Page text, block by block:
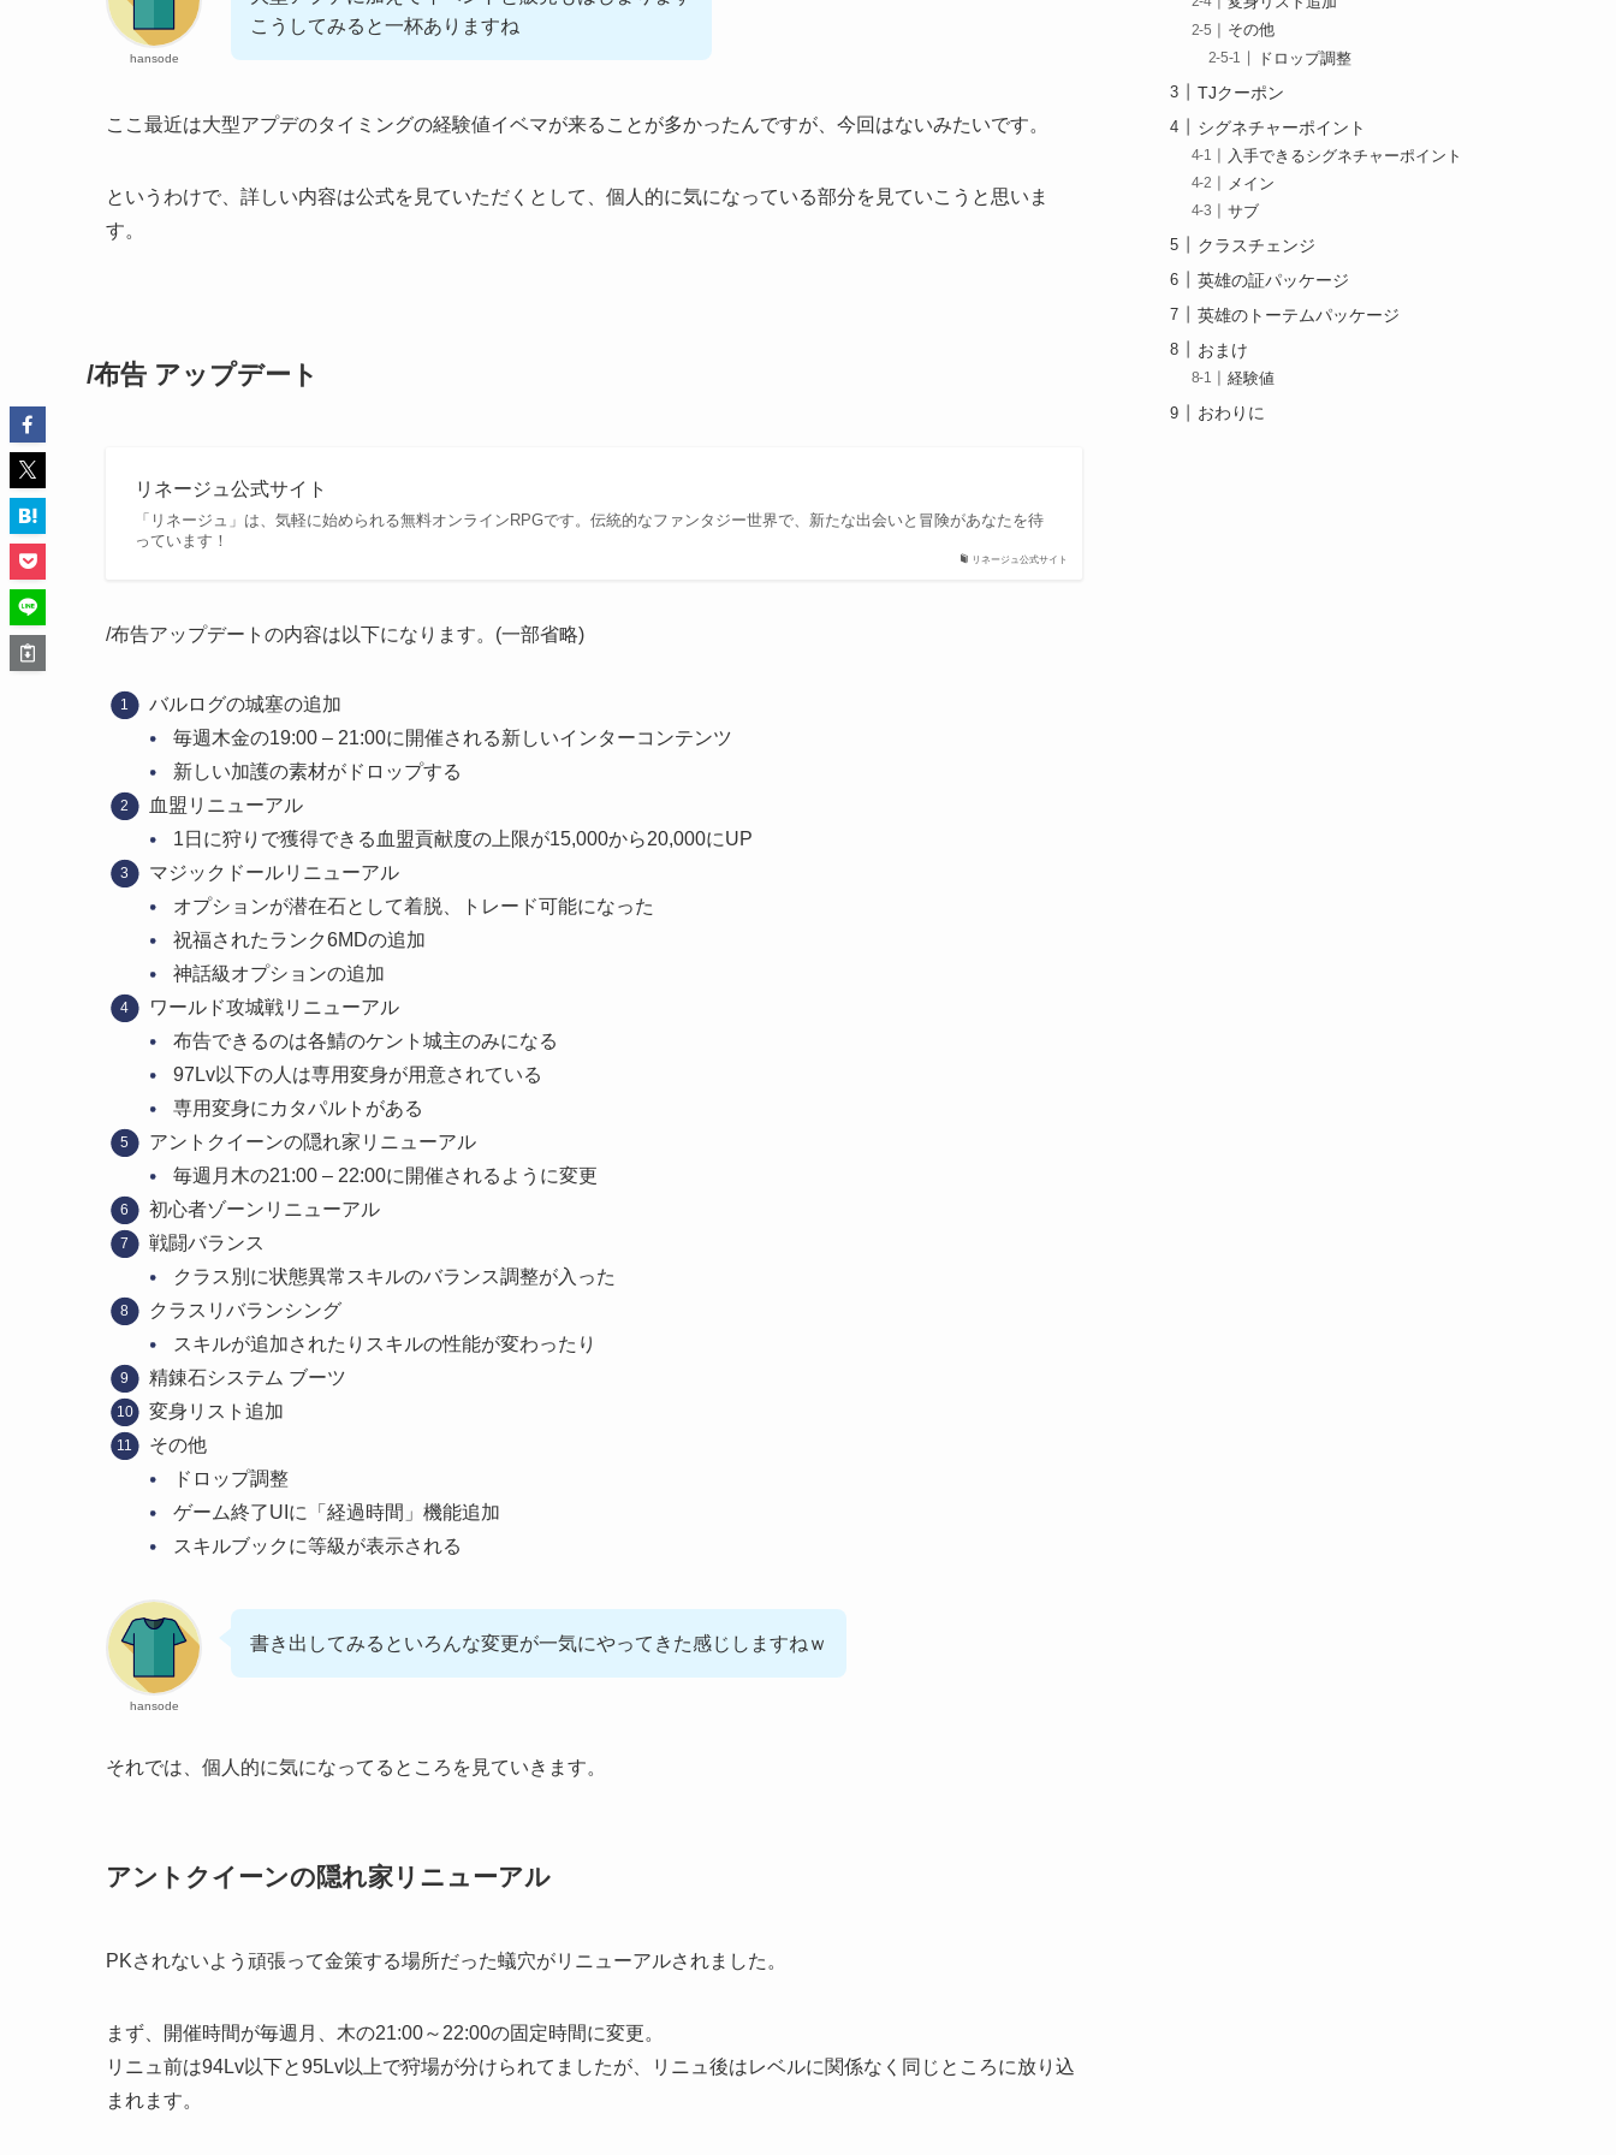
hansode
こうしてみると一杯ありますね
ここ最近は大型アプデのタイミングの経験値イベマが来ることが多かったんですが、今回はないみたいです。
というわけで、詳しい内容は公式を見ていただくとして、個人的に気になっている部分を見ていこうと思いま
す。
/布告 アップデート
リネージュ公式サイト
リネージュ公式サイト
「リネージュ」は、気軽に始められる無料オンラインRPGです。伝統的なファンタジー世界で、新たな出会いと冒険があなたを待
っています！
/布告アップデートの内容は以下になります。(一部省略)
バルログの城塞の追加
毎週木金の19:00 – 21:00に開催される新しいインターコンテンツ
新しい加護の素材がドロップする
血盟リニューアル
1日に狩りで獲得できる血盟貢献度の上限が15,000から20,000にUP
マジックドールリニューアル
オプションが潜在石として着脱、トレード可能になった
祝福されたランク6MDの追加
神話級オプションの追加
ワールド攻城戦リニューアル
布告できるのは各鯖のケント城主のみになる
97Lv以下の人は専用変身が用意されている
専用変身にカタパルトがある
アントクイーンの隠れ家リニューアル
毎週月木の21:00 – 22:00に開催されるように変更
初心者ゾーンリニューアル
戦闘バランス
クラス別に状態異常スキルのバランス調整が入った
クラスリバランシング
スキルが追加されたりスキルの性能が変わったり
精錬石システム ブーツ
変身リスト追加
その他
ドロップ調整
ゲーム終了UIに「経過時間」機能追加
スキルブックに等級が表示される
hansode
書き出してみるといろんな変更が一気にやってきた感じしますねｗ
それでは、個人的に気になってるところを見ていきます。
アントクイーンの隠れ家リニューアル
PKされないよう頑張って金策する場所だった蟻穴がリニューアルされました。
まず、開催時間が毎週月、木の21:00～22:00の固定時間に変更。
リニュ前は94Lv以下と95Lv以上で狩場が分けられてましたが、リニュ後はレベルに関係なく同じところに放り込
まれます。
その他
ドロップ調整
TJクーポン
シグネチャーポイント
入手できるシグネチャーポイント
メイン
サブ
クラスチェンジ
英雄の証パッケージ
英雄のトーテムパッケージ
おまけ
経験値
おわりに